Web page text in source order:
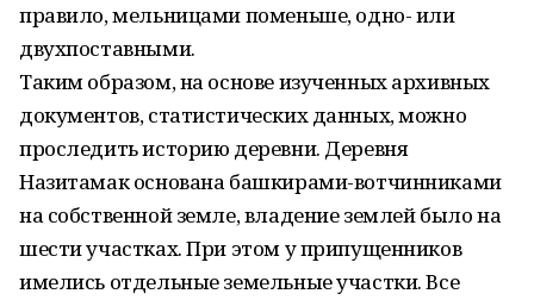
правило, мельницами поменьше, одно- или
двухпоставными.
Таким образом, на основе изученных архивных
документов, статистических данных, можно
проследить историю деревни. Деревня
Назитамак основана башкирами-вотчинниками
на собственной земле, владение землей было на
шести участках. При этом у припущенников
имелись отдельные земельные участки. Все